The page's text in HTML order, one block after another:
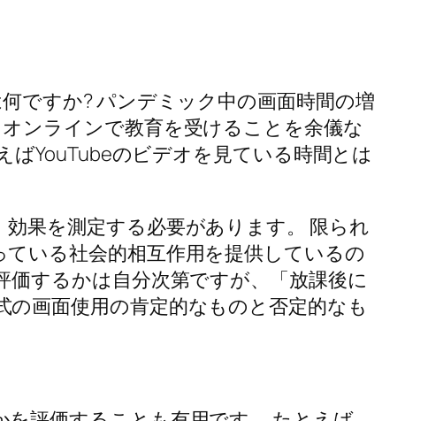
ですか? パンデミック中の画面時間の増
ンラインで教育を受けることを余儀な
YouTubeのビデオを見ている時間とは
果を測定する必要があります。 限られ
いる社会的相互作用を提供しているの
するかは自分次第ですが、「放課後に
画面使用の肯定的なものと否定的なも